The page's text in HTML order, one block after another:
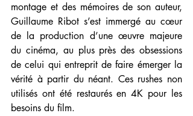
montage et des mémoires de son auteur,
Guillaume Ribot s’est immergé au cœur
de la production d’une œuvre majeure
du cinéma, au plus près des obsessions
de celui qui entreprit de faire émerger la
vérité à partir du néant. Ces rushes non
utilisés ont été restaurés en 4K pour les
besoins du film.